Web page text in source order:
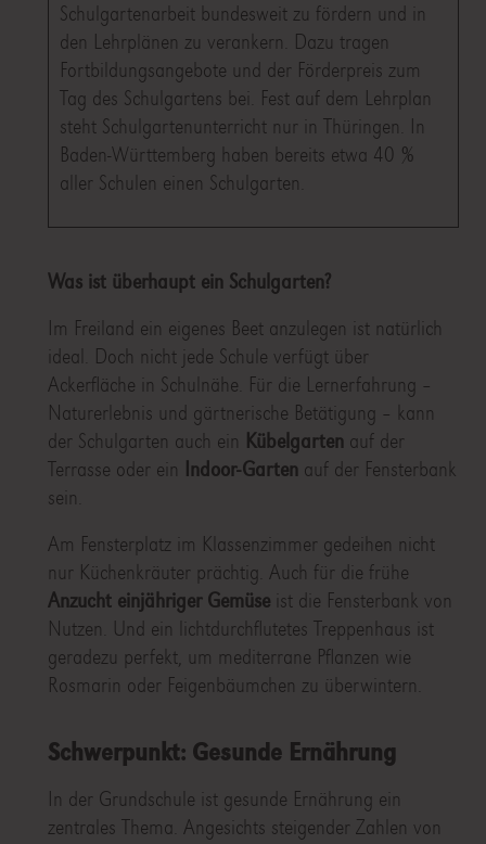
Schulgartenarbeit bundesweit zu fördern und in
den Lehrplänen zu verankern. Dazu tragen
Fortbildungsangebote und der Förderpreis zum
Tag des Schulgartens bei. Fest auf dem Lehrplan
steht Schulgartenunterricht nur in Thüringen. In
Baden-Württemberg haben bereits etwa 40 %
aller Schulen einen Schulgarten.
Was ist überhaupt ein Schulgarten?
Im Freiland ein eigenes Beet anzulegen ist natürlich
ideal. Doch nicht jede Schule verfügt über
Ackerfläche in Schulnähe. Für die Lernerfahrung –
Naturerlebnis und gärtnerische Betätigung – kann
der Schulgarten auch ein Kübelgarten auf der
Terrasse oder ein
Indoor-Garten auf der Fensterbank
sein.
Am Fensterplatz im Klassenzimmer gedeihen nicht
nur Küchenkräuter prächtig. Auch für die frühe
Anzucht einjähriger Gemüseist die Fensterbank von
Nutzen. Und ein lichtdurchflutetes Treppenhaus ist
geradezu perfekt, um mediterrane Pflanzen wie
Rosmarin oder Feigenbäumchen zu überwintern.
Schwerpunkt: Gesunde Ernährung
In der Grundschule ist gesunde Ernährung ein
zentrales Thema. Angesichts steigender Zahlen von